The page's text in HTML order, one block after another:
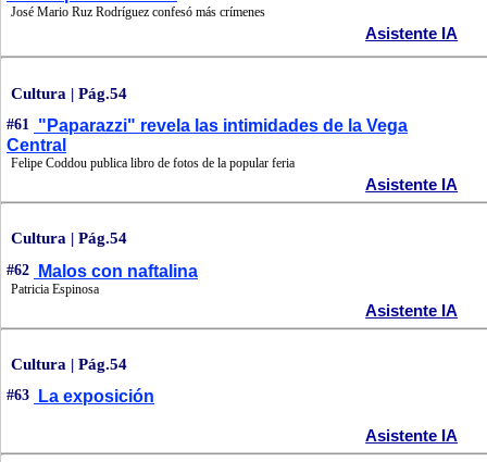
José Mario Ruz Rodríguez confesó más crímenes
Asistente IA
Cultura | Pág.54
#61 "Paparazzi" revela las intimidades de la Vega
Central
Felipe Coddou publica libro de fotos de la popular feria
Asistente IA
Cultura | Pág.54
#62 Malos con naftalina
Patricia Espinosa
Asistente IA
Cultura | Pág.54
#63 La exposición
Asistente IA